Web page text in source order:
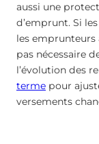
aussi une
d’emprunt. Si
les emprunteurs
pas nécessaire
l’évolution des
terme pour
versements